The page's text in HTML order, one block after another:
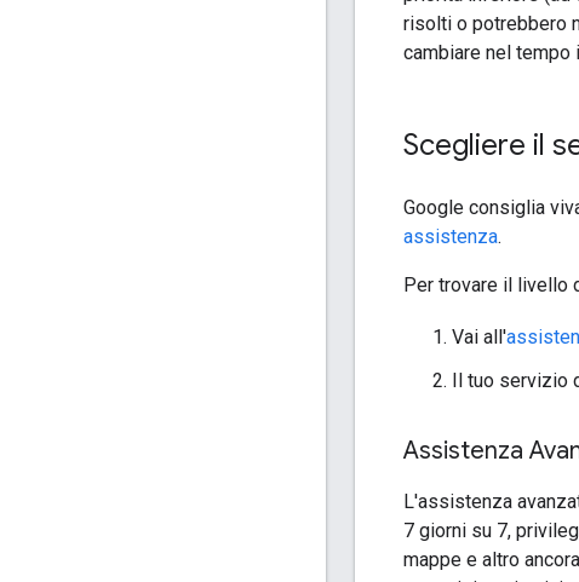
risolti o potrebbero
cambiare nel
Scegliere il
Google consiglia
assistenza.
Per trovare il livello
Vai all'
Il tuo servizio
Assistenza
L'assistenza
7 giorni su 7,
mappe e altro